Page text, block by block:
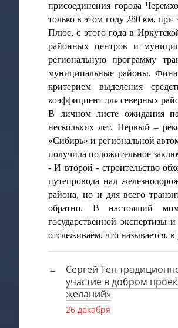
присоединения города
только в этом году 280 км,
Плюс, с этого года в
районных центров и
региональную программу
муниципальные районы.
критерием выделения
коэффициент для северных
В личном листе ожидания
нескольких лет. Первый –
«Сибирь» и региональной
получила положительное
- И второй - строительство
путепровода над
района, но и для всего
обратно. В настоящий
государственной экспертизы
отслеживаем, что называется,
Сергей Тен
участие в добром
желаний»
26 декабря